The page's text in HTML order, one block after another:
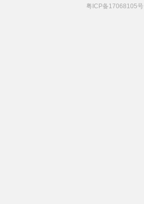
粤ICP备17068105号